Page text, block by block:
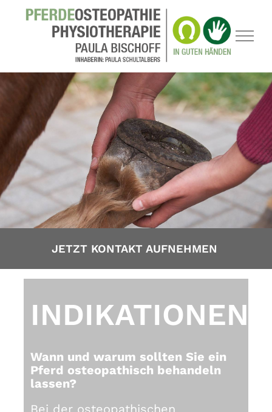
Inhalt
JETZT KONTAKT AUFNEHMEN
INDIKATIONEN
Wann und warum sollten Sie ein
Pferd osteopathisch behandeln
lassen?